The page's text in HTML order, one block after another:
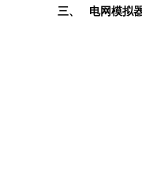
三、 电网模拟